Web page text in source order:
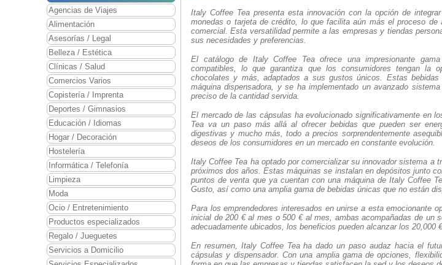
Agencias de Viajes
Alimentación
Asesorías / Legal
Belleza / Estética
Clínicas / Salud
Comercios Varios
Copistería / Imprenta
Deportes / Gimnasios
Educación / Idiomas
Hogar / Decoración
Hostelería
Informática / Telefonía
Limpieza
Moda
Ocio / Entretenimiento
Productos especializados
Regalo / Jueguetes
Servicios a Domicilio
Italy Coffee Tea presenta esta innovación con la opción de
monedas o tarjeta de crédito, lo que facilita aún más el proceso de
comercial. Esta versatilidad permite a las empresas y tiendas
sus necesidades y preferencias.
El catálogo de Italy Coffee Tea ofrece una impresionante
compatibles, lo que garantiza que los consumidores tengan la
chocolates y más, adaptados a sus gustos únicos. Estas
máquina dispensadora, y se ha implementado un avanzado
preciso de la cantidad servida.
El mercado de las cápsulas ha evolucionado significativamente en
Tea va un paso más allá al ofrecer bebidas que pueden ser
digestivas y mucho más, todo a precios sorprendentemente
deseos de los consumidores en un mercado en constante evolución.
Italy Coffee Tea ha optado por comercializar su innovador sistema a
próximos dos años. Estas máquinas se instalan en depósitos junto
puntos de venta que ya cuentan con una máquina de Italy Coffee
Gusto, así como una amplia gama de bebidas únicas que no están
Para los emprendedores interesados en unirse a esta emocionante
inicial de 200 € al mes o 500 € al mes, ambas acompañadas de un
adecuadamente ubicados, los beneficios pueden alcanzar los 20,000
En resumen, Italy Coffee Tea ha dado un paso audaz hacia el
cápsulas y dispensador. Con una amplia gama de opciones,